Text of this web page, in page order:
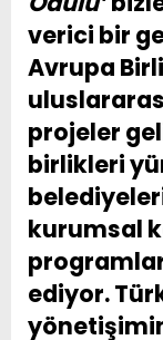
verici bir
Avrupa
projeler
birlikleri
kurumsal
ediyor.